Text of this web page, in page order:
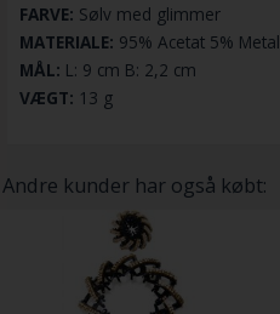
FARVE: Sølv med glimmer
MATERIALE: 95% Acetat 5% Metal
MÅL: L: 9 cm B: 2,2 cm
VÆGT: 13 g
Andre kunder har også købt: